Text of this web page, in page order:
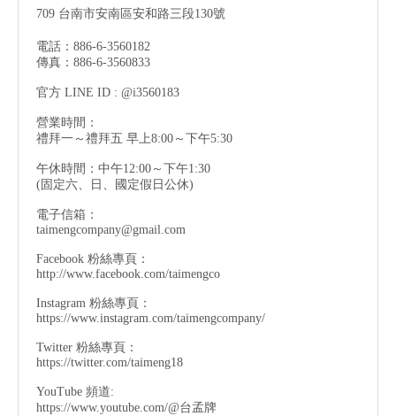
709 台南市安南區安和路三段130號
電話：886-6-3560182
傳真：886-6-3560833
官方 LINE ID : @i3560183
營業時間：
禮拜一～禮拜五 早上8:00～下午5:30
午休時間：中午12:00～下午1:30
(固定六、日、國定假日公休)
電子信箱：
taimengcompany@gmail.com
Facebook 粉絲專頁：
http://www.facebook.com/taimengco
Instagram 粉絲專頁：
https://www.instagram.com/taimengcompany/
Twitter 粉絲專頁：
https://twitter.com/taimeng18
YouTube 頻道:
https://www.youtube.com/@台孟牌